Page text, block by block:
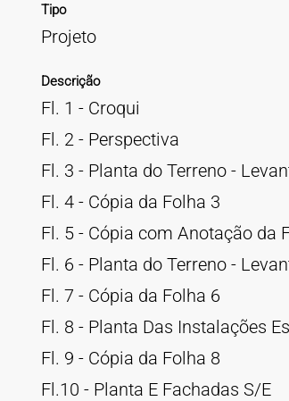
Tipo
Projeto
Descrição
Fl. 1 - Croqui
Fl. 2 - Perspectiva
Fl. 3 - Planta do Terreno -
Fl. 4 - Cópia da Folha 3
Fl. 5 - Cópia com Anotação da
Fl. 6 - Planta do Terreno -
Fl. 7 - Cópia da Folha 6
Fl. 8 - Planta Das Instalações
Fl. 9 - Cópia da Folha 8
Fl.10 - Planta E Fachadas S/E